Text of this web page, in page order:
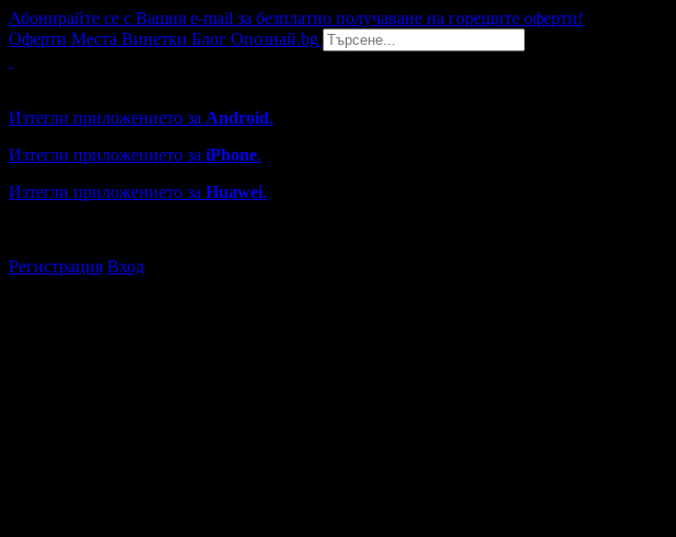
Абонирайте се с Вашия e-mail за безплатно получаване на горещите оферти!
Оферти Места Винетки Блог Опознай.bg
Изтегли приложението за Android.
Изтегли приложението за iPhone.
Изтегли приложението за Huawei.
Регистрация Вход